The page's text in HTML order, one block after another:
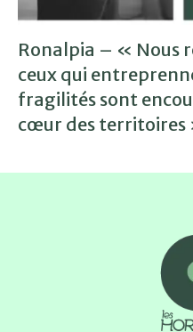
Ronalpia – « Nous
ceux qui
fragilités sont
cœur des territoires